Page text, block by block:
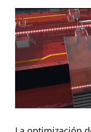
Ver
imagen
más
grande